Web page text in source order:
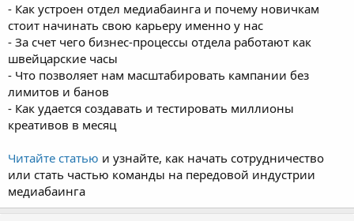
- Как устроен отдел медиабаинга и почему новичкам
стоит начинать свою карьеру именно у нас
- За счет чего бизнес-процессы отдела работают как
швейцарские часы
- Что позволяет нам масштабировать кампании без
лимитов и банов
- Как удается создавать и тестировать миллионы
креативов в месяц
Читайте статью и узнайте, как начать сотрудничество
или стать частью команды на передовой индустрии
медиабаинга